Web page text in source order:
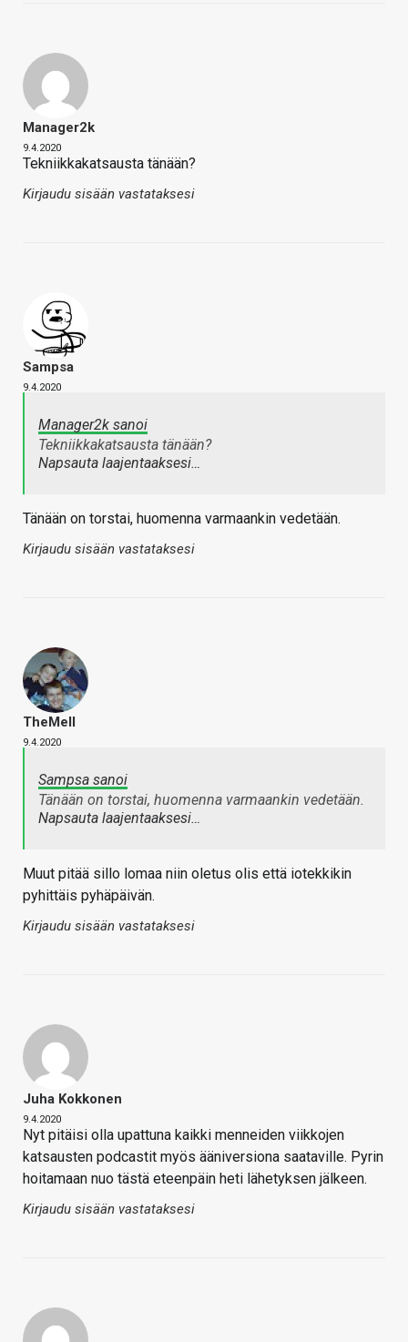
Manager2k
9.4.2020
Tekniikkakatsausta tänään?
Kirjaudu sisään vastataksesi
Sampsa
9.4.2020
Manager2k sanoi
Tekniikkakatsausta tänään?
Napsauta laajentaaksesi…
Tänään on torstai, huomenna varmaankin vedetään.
Kirjaudu sisään vastataksesi
TheMeII
9.4.2020
Sampsa sanoi
Tänään on torstai, huomenna varmaankin vedetään.
Napsauta laajentaaksesi…
Muut pitää sillo lomaa niin oletus olis että iotekkikin
pyhittäis pyhäpäivän.
Kirjaudu sisään vastataksesi
Juha Kokkonen
9.4.2020
Nyt pitäisi olla upattuna kaikki menneiden viikkojen
katsausten podcastit myös ääniversiona saataville. Pyrin
hoitamaan nuo tästä eteenpäin heti lähetyksen jälkeen.
Kirjaudu sisään vastataksesi